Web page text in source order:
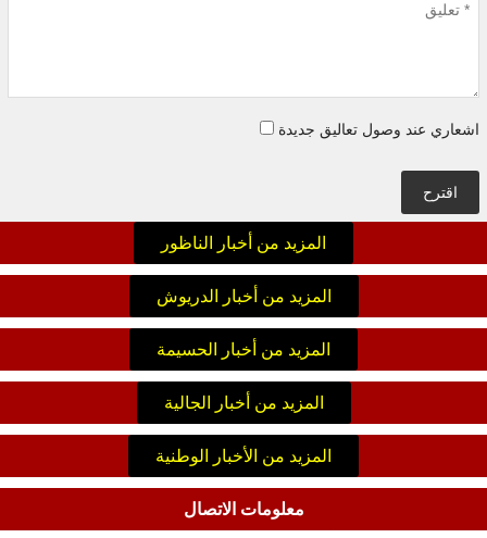
اشعاري عند وصول تعاليق جديدة
اقترح
المزيد من أخبار الناظور
المزيد من أخبار الدريوش
المزيد من أخبار الحسيمة
المزيد من أخبار الجالية
المزيد من الأخبار الوطنية
معلومات الاتصال